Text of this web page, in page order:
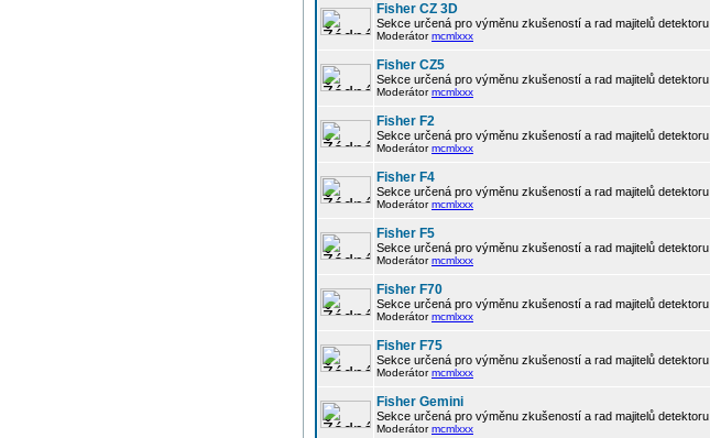
Fisher CZ 3D
Sekce určená pro výměnu zkušeností a rad majitelů detektoru
Moderátormcmlxxx
Fisher CZ5
Sekce určená pro výměnu zkušeností a rad majitelů detektoru
Moderátormcmlxxx
Fisher F2
Sekce určená pro výměnu zkušeností a rad majitelů detektoru
Moderátormcmlxxx
Fisher F4
Sekce určená pro výměnu zkušeností a rad majitelů detektoru
Moderátormcmlxxx
Fisher F5
Sekce určená pro výměnu zkušeností a rad majitelů detektoru
Moderátormcmlxxx
Fisher F70
Sekce určená pro výměnu zkušeností a rad majitelů detektoru
Moderátormcmlxxx
Fisher F75
Sekce určená pro výměnu zkušeností a rad majitelů detektoru
Moderátormcmlxxx
Fisher Gemini
Sekce určená pro výměnu zkušeností a rad majitelů detektoru
Moderátormcmlxxx